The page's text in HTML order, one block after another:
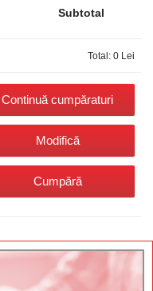
Subtotal
Total: 0 Lei